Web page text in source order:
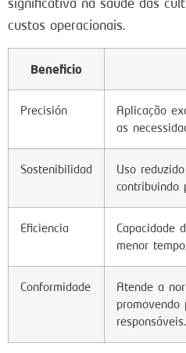
custos operacionais.
Beneficio
Precisión
Aplicação
as
Sostenibilidad
Uso
contribuindo
Eficiencia
Capacidade
menor
Conformidade
Atende a
promovendo
responsáveis.